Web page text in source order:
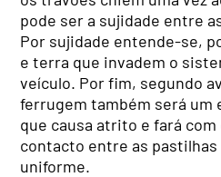
pode ser a sujidade entre
Por sujidade entende-se,
e terra que invadem o
veículo. Por fim, segundo
ferrugem também será
que causa atrito e fará
contacto entre as pastilhas
uniforme.